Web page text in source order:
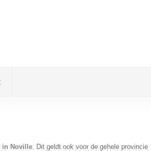
in Noville. Dit geldt ook voor de gehele provincie